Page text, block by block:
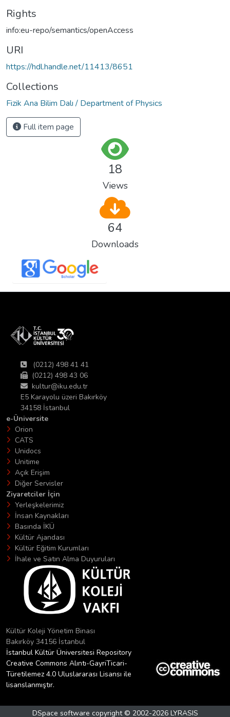
Rights
info:eu-repo/semantics/openAccess
URI
https://hdl.handle.net/11413/8651
Collections
Fizik Ana Bilim Dalı / Department of Physics
Full item page
18
Views
64
Downloads
(0212) 498 41 41
(0212) 498 43 06
kultur@iku.edu.tr
E5 Karayolu üzeri Bakırköy
34158 İstanbul
e-Üniversite
Orion
CATS
Unidocs
Unitime
Açık Erişim
Diğer Servisler
Ziyaretciler İçin
Yerleşkelerimiz
İnsan Kaynakları
Basında İKÜ
Kültür Ajandası
Kültür Eğitim Kurumları
İhale ve Satın Alma Duyuruları
Kültür Koleji Yönetim Binası
Bakırköy 34156 İstanbul
İstanbul Kültür Üniversitesi Repository
Creative Commons Alıntı-GayriTicari-
Türetilemez 4.0 Uluslararası Lisansı ile
lisanslanmıştır.
DSpace software copyright © 2002-2026 LYRASIS